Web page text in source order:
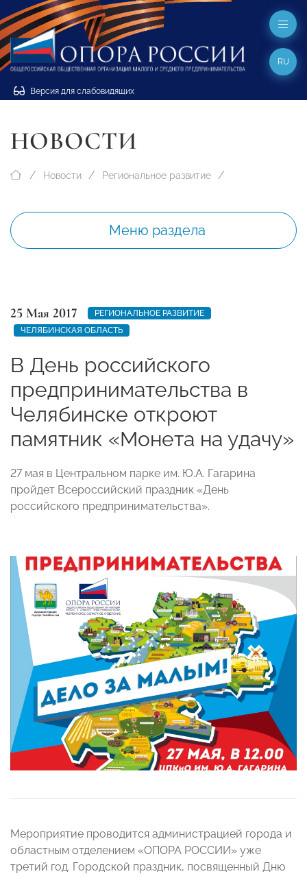
Версия для слабовидящих
RU
НОВОСТИ
Новости Региональное развитие
Меню раздела
25 Мая 2017
РЕГИОНАЛЬНОЕ РАЗВИТИЕ
ЧЕЛЯБИНСКАЯ ОБЛАСТЬ
В День российского
предпринимательства в
Челябинске откроют
памятник «Монета на удачу»
27 мая в Центральном парке им. Ю.А. Гагарина
пройдет Всероссийский праздник «День
российского предпринимательства».
Мероприятие проводится администрацией города и
областным отделением «ОПОРА РОССИИ» уже
третий год. Городской праздник, посвященный Дню